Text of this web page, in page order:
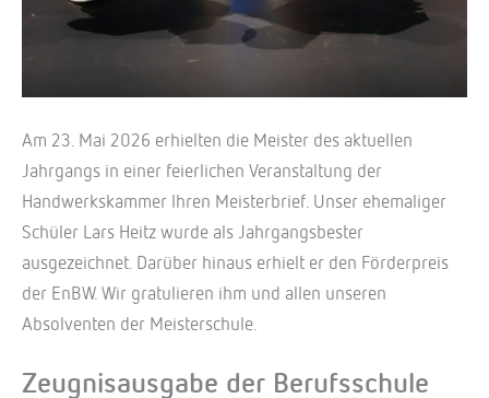
Am 23. Mai 2026 erhielten die Meister des aktuellen
Jahrgangs in einer feierlichen Veranstaltung der
Handwerkskammer Ihren Meisterbrief. Unser ehemaliger
Schüler Lars Heitz wurde als Jahrgangsbester
ausgezeichnet. Darüber hinaus erhielt er den Förderpreis
der EnBW. Wir gratulieren ihm und allen unseren
Absolventen der Meisterschule.
Zeugnisausgabe der Berufsschule